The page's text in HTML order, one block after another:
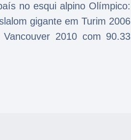
no esqui alpino Olímpico:
gigante em Turim 2006
2010 com 90.33